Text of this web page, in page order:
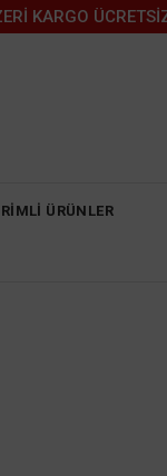
ÜCRETSİZ!
ÜRÜNLER